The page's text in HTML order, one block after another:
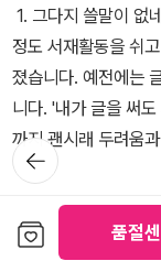
품절
다. 18년째 편의점에
속 주인공도 18년간
어봤으면 하는 작품
합니다. 우리는 너무
프리드리히 니체 지
스토리 / 2016년 7월
유럽의 장소들을 걸
이 아름답습니다. 니
에 사진과 글의 멋
통, 불안, 수면 장애
요. -p121 '번아웃 신
을 잃컫는 말입니다.
습니다. 사실 주기
해지고를 반복하는
야겠습니다.
1. 그다지 쓸말이 없
정도 서재활동을 쉬
졌습니다. 예전에는
니다. '내가 글을 써
까지 괜시래 두려움
무섭군요. 날마다 글
히 어렵고 부담스러
쓸 생각입니다. 좋지
니다. 2. 방금 책 구
공감 ( 댓글 (3)
뒤로가
기